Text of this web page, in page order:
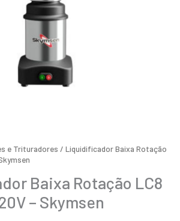
e Trituradores / Liquidificador Baixa Rotação
Baixa Rotação LC8
– Skymsen